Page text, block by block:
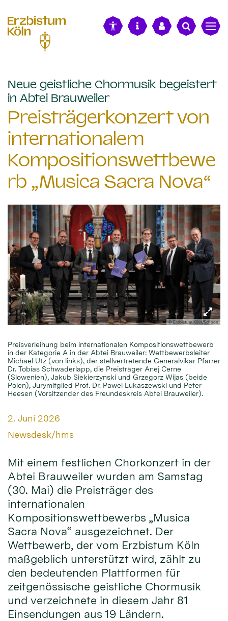
Neue geistliche Chormusik begeistert
in Abtei Brauweiler:
Preisträgerkonzert von
internationalem
Kompositionswettbewe
rb „Musica Sacra Nova“
© Erzbistum Köln/Schoon
Preisverleihung beim internationalen Kompositionswettbewerb
in der Kategorie A in der Abtei Brauweiler: Wettbewerbsleiter
Michael Utz (von links), der stellvertretende Generalvikar Pfarrer
Dr. Tobias Schwaderlapp, die Preisträger Anej Cerne
(Slowenien), Jakub Siekierzynski und Grzegorz Wijas (beide
Polen), Jurymitglied Prof. Dr. Pawel Lukaszewski und Peter
Heesen (Vorsitzender des Freundeskreis Abtei Brauweiler).
Datum:
2. Juni 2026
Von:
Newsdesk/hms
Mit einem festlichen Chorkonzert in der
Abtei Brauweiler wurden am Samstag
(30. Mai) die Preisträger des
internationalen
Kompositionswettbewerbs „Musica
Sacra Nova“ ausgezeichnet. Der
Wettbewerb, der vom Erzbistum Köln
maßgeblich unterstützt wird, zählt zu
den bedeutenden Plattformen für
zeitgenössische geistliche Chormusik
und verzeichnete in diesem Jahr 81
Einsendungen aus 19 Ländern.